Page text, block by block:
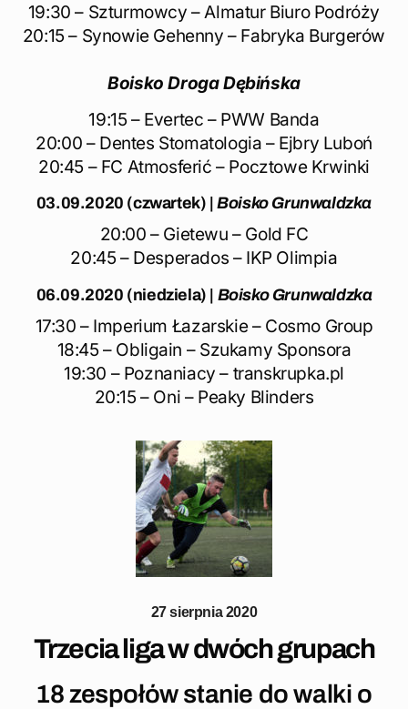
19:30 – Szturmowcy – Almatur Biuro Podróży
20:15 – Synowie Gehenny – Fabryka Burgerów
Boisko Droga Dębińska
19:15 – Evertec – PWW Banda
20:00 – Dentes Stomatologia – Ejbry Luboń
20:45 – FC Atmosferić – Pocztowe Krwinki
03.09.2020 (czwartek) |Boisko Grunwaldzka
20:00 – Gietewu – Gold FC
20:45 – Desperados – IKP Olimpia
06.09.2020 (niedziela) | Boisko Grunwaldzka
17:30 – Imperium Łazarskie – Cosmo Group
18:45 – Obligain – Szukamy Sponsora
19:30 – Poznaniacy – transkrupka.pl
20:15 – Oni – Peaky Blinders
27 sierpnia 2020
Trzecia liga w dwóch grupach
18 zespołów stanie do walki o